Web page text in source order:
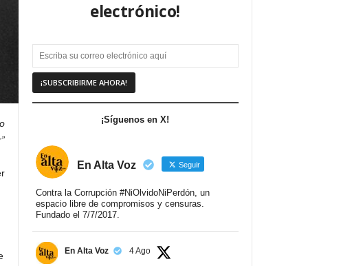
electrónico!
¡Síguenos en X!
En Alta Voz Seguir
Contra la Corrupción #NiOlvidoNiPerdón, un
espacio libre de compromisos y censuras.
Fundado el 7/7/2017.
En Alta Voz 4 Ago